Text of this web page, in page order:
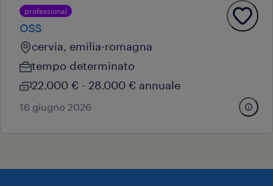
professional
oss
cervia, emilia-romagna
tempo determinato
22.000 € - 28.000 € annuale
16 giugno 2026